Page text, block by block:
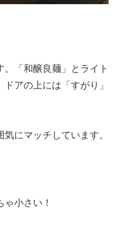
「和醸良麺」とライト
アの上には「すがり」
にマッチしています。
小さい！